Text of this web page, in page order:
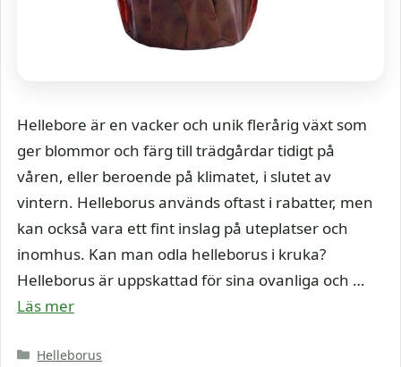
Hellebore är en vacker och unik flerårig växt som
ger blommor och färg till trädgårdar tidigt på
våren, eller beroende på klimatet, i slutet av
vintern. Helleborus används oftast i rabatter, men
kan också vara ett fint inslag på uteplatser och
inomhus. Kan man odla helleborus i kruka?
Helleborus är uppskattad för sina ovanliga och …
Läs mer
Kategorier
Helleborus